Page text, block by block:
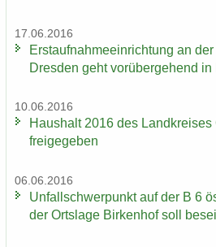
17.06.2016
Erst­auf­nah­me­ein­rich­tung an
Dres­den geht vor­über­ge­hend in
10.06.2016
Haus­halt 2016 des Land­krei­ses
frei­ge­ge­ben
06.06.2016
Un­fall­schwer­punkt auf der B 6
der Orts­la­ge Bir­ken­hof soll